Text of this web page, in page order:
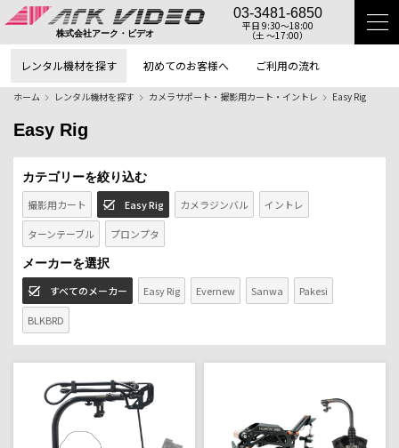
株式会社アーク・ビデオ
03-3481-6850
平日 9:30〜18:00
（土 〜17:00）
レンタル機材を探す 初めてのお客様へ ご利用の流れ
ホーム レンタル機材を探す カメラサポート・撮影用カート・イントレ Easy Rig
Easy Rig
カテゴリーを絞り込む
撮影用カート
Easy Rig カメラジンバル イントレ
ターンテーブル プロンプタ
メーカーを選択
すべてのメーカー
Easy Rig Evernew Sanwa Pakesi
BLKBRD